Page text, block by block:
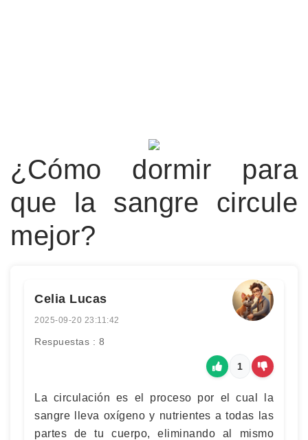
¿Cómo dormir para
que la sangre circule
mejor?
Celia Lucas
2025-09-20 23:11:42
Respuestas : 8
1
La circulación es el proceso por el cual la
sangre lleva oxígeno y nutrientes a todas las
partes de tu cuerpo, eliminando al mismo